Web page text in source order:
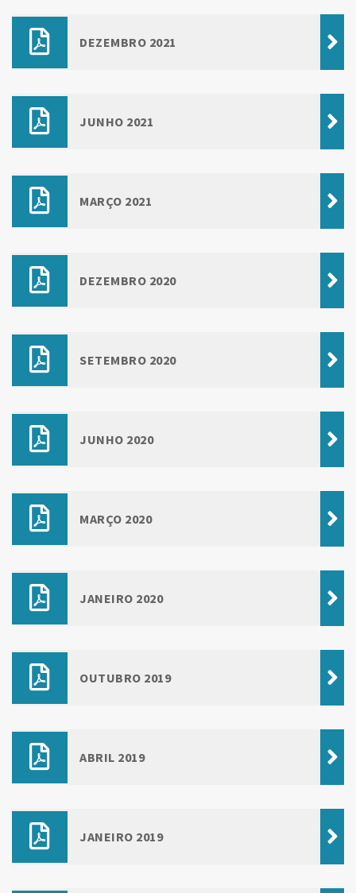
DEZEMBRO 2021
JUNHO 2021
MARÇO 2021
DEZEMBRO 2020
SETEMBRO 2020
JUNHO 2020
MARÇO 2020
JANEIRO 2020
OUTUBRO 2019
ABRIL 2019
JANEIRO 2019